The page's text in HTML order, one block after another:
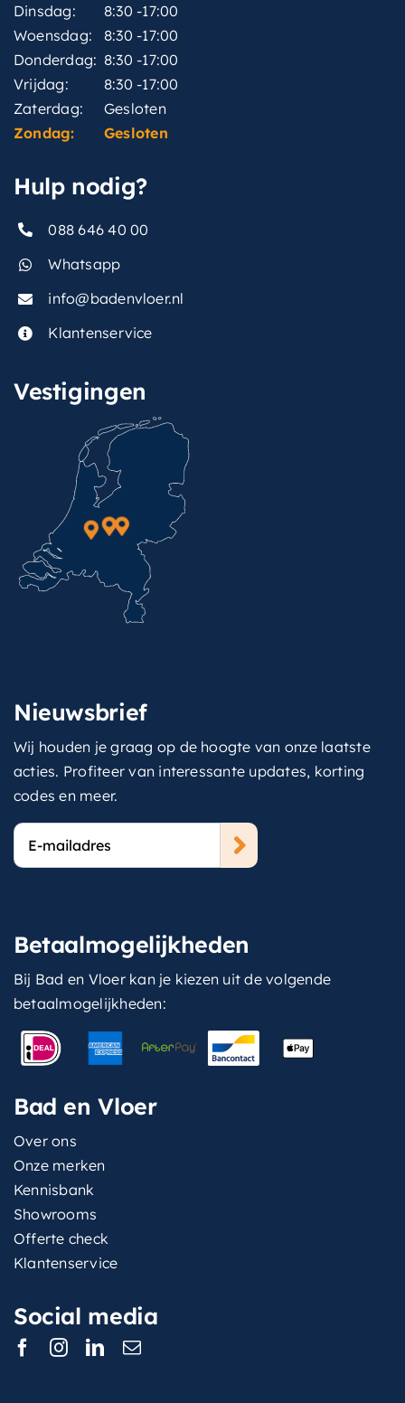
Dinsdag:
8:30 -17:00
Woensdag:
8:30 -17:00
Donderdag: 8:30 -17:00
Vrijdag:
8:30 -17:00
Zaterdag:
Gesloten
Zondag:
Gesloten
Hulp nodig?
088 646 40 00
Whatsapp
info@badenvloer.nl
Klantenservice
Vestigingen
Nieuwsbrief
Wij houden je graag op de hoogte van onze laatste
acties. Profiteer van interessante updates, korting
codes en meer.
E-
mailadres
Betaalmogelijkheden
Bij Bad en Vloer kan je kiezen uit de volgende
betaalmogelijkheden:
Bad en Vloer
Over ons
Onze merken
Kennisbank
Showrooms
Offerte check
Klantenservice
Social media